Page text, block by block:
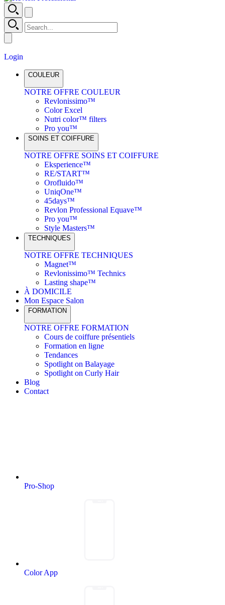
Login
COULEUR
NOTRE OFFRE COULEUR
Revlonissimo™
Color Excel
Nutri color™ filters
Pro you™
SOINS ET COIFFURE
NOTRE OFFRE SOINS ET COIFFURE
Eksperience™
RE/START™
Orofluido™
UniqOne™
45days™
Revlon Professional Equave™
Pro you™
Style Masters™
TECHNIQUES
NOTRE OFFRE TECHNIQUES
Magnet™
Revlonissimo™ Technics
Lasting shape™
À DOMICILE
Mon Espace Salon
FORMATION
NOTRE OFFRE FORMATION
Cours de coiffure présentiels
Formation en ligne
Tendances
Spotlight on Balayage
Spotlight on Curly Hair
Blog
Contact
Pro-Shop
Color App